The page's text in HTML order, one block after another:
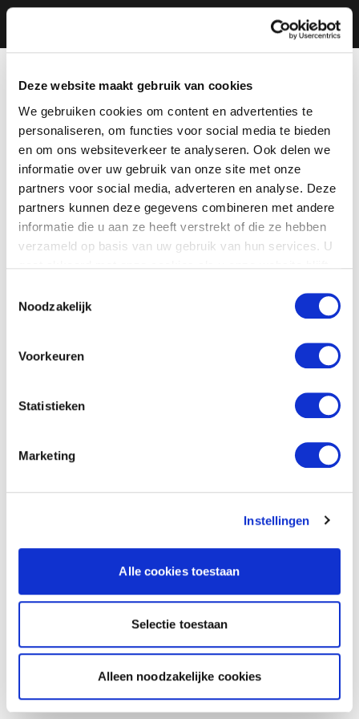
Deze website maakt gebruik van cookies
We gebruiken cookies om content en advertenties te
personaliseren, om functies voor social media te bieden
en om ons websiteverkeer te analyseren. Ook delen we
informatie over uw gebruik van onze site met onze
partners voor social media, adverteren en analyse. Deze
partners kunnen deze gegevens combineren met andere
informatie die u aan ze heeft verstrekt of die ze hebben
verzameld op basis van uw gebruik van hun services. U
Noodzakelijk
Voorkeuren
Statistieken
Marketing
Instellingen
Alle cookies toestaan
Selectie toestaan
Alleen noodzakelijke cookies